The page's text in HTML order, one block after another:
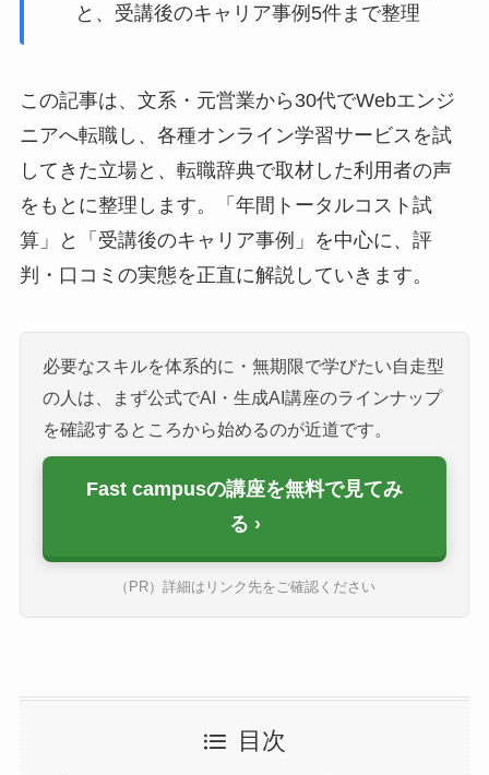
と、受講後のキャリア事例5件まで整理
この記事は、文系・元営業から30代でWebエンジ
ニアへ転職し、各種オンライン学習サービスを試
してきた立場と、転職辞典で取材した利用者の声
をもとに整理します。「年間トータルコスト試
算」と「受講後のキャリア事例」を中心に、評
判・口コミの実態を正直に解説していきます。
必要なスキルを体系的に・無期限で学びたい自走型
の人は、まず公式でAI・生成AI講座のラインナップ
を確認するところから始めるのが近道です。
Fast campusの講座を無料で見てみ
る
（PR）詳細はリンク先をご確認ください
目次